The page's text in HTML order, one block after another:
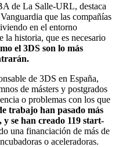
de La Salle-URL, destaca
que las compañías
en el entorno
la historia, que es necesario
el 3DS son lo más
de 3DS en España,
de másters y postgrados
o problemas con los que
trabajo han pasado más
y se han creado 119 start-
una financiación de más de
o aceleradoras.